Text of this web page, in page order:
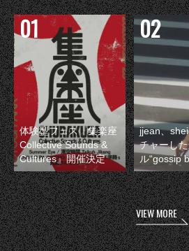
体験型フェス『集楽座
Collective Sounds &
Cultures』開催決定
jjean、
チャーし
ル“gossip
VIEW MORE